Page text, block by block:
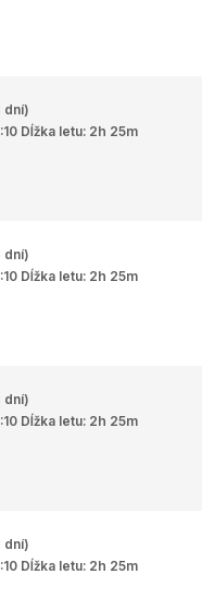
dní)
Dĺžka letu: 2h 25m
dní)
Dĺžka letu: 2h 25m
dní)
Dĺžka letu: 2h 25m
dní)
Dĺžka letu: 2h 25m